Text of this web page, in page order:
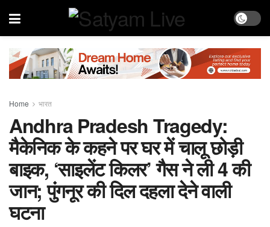
Home भारत
Andhra Pradesh Tragedy:
मैकेनिक के कहने पर घर में चालू छोड़ी
बाइक, ‘साइलेंट किलर’ गैस ने ली 4 की
जान; पुंगनूर की दिल दहला देने वाली
घटना